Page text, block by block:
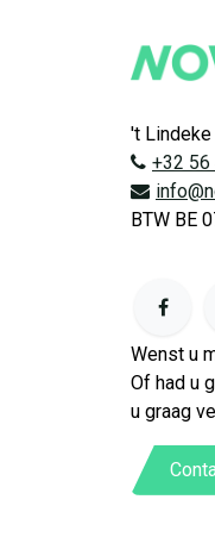
't Lindeke
+32 56
BTW BE
Wenst u
Of had u
u graag